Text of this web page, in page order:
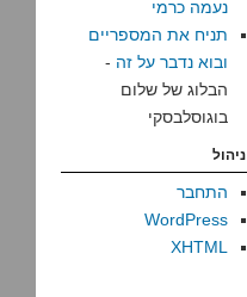
נעמה כרמי
תניח את המספריים
ובוא נדבר על זה -
הבלוג של שלום
בוגוסלבסקי
ניהול
התחבר
WordPress
XHTML